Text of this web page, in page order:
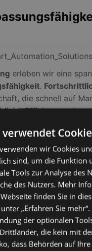
erleben wir eine
.
die schnell auf
Effizienz
zugeschnitten
betriebliche
zu müssen.
hebt
darum, vordefinierte
von Daten, die
verbessert und
Aufstieg von
wir Cookies
sind, um die Funktion
Tools zur Analyse des
des Nutzers. Mehr
finden Sie in
„Erfahren Sie
der optionalen
die kein mit
dass Behörden auf